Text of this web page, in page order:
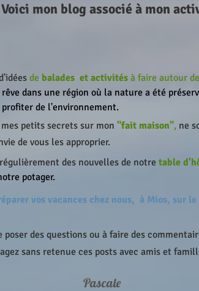
de balades et activités à faire autour
dans une région où la nature a été
de l'environnement.
petits secrets sur mon "fait maison", ne
de vous les approprier.
des nouvelles de notre table
potager.
vos vacances chez nous, à Mios, sur le
poser des questions ou à faire des
sans retenue ces posts avec amis et
Pascale
Voici mon blog associé à mon